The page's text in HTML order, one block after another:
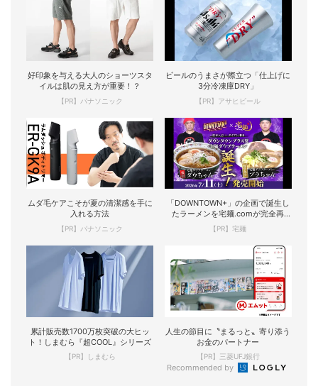
好印象を与える大人のショーツスタ
イルは肌の見え方が重要！？
【PR】パナソニック
ビールのうまさが際立つ「仕上げに
3分冷凍庫DRY」
【PR】アサヒビール
ムダ毛ケアこそが夏の清潔感を手に
入れる方法
【PR】パナソニック
「DOWNTOWN+」の企画で誕生し
たラーメンを宅麺.comが完全再
現！
【PR】宅麺
累計販売数1700万枚突破の大ヒッ
ト！しまむら『超COOL』シリーズ
【PR】しまむら
人生の節目に〝まるっと〟寄り添う
お金のパートナー
【PR】三菱UFJ銀行
Recommended by